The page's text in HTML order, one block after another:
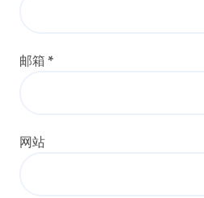
邮箱 *
网站